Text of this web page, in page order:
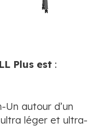
Plus est :
autour d’un
léger et ultra-